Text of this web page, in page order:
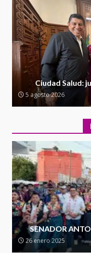
5
2
5
3
con
30
4 20
5 16
Ciudad Salud:
5 agosto 2026
SENADOR
26 enero 2025